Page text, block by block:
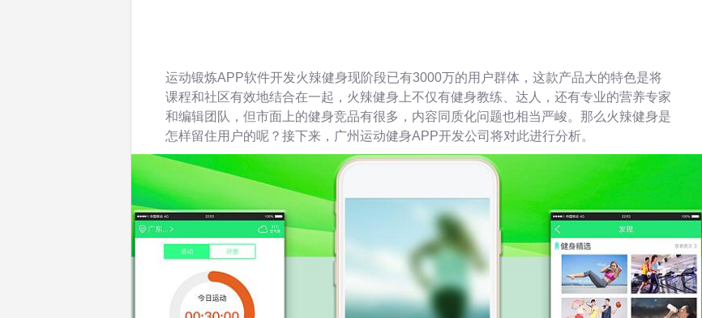
运动锻炼APP软件开发火辣健身现阶段已有3000万的用户群体，这款产品大的特色是将
课程和社区有效地结合在一起，火辣健身上不仅有健身教练、达人，还有专业的营养专家
和编辑团队，但市面上的健身竞品有很多，内容同质化问题也相当严峻。那么火辣健身是
怎样留住用户的呢？接下来，广州运动健身APP开发公司将对此进行分析。